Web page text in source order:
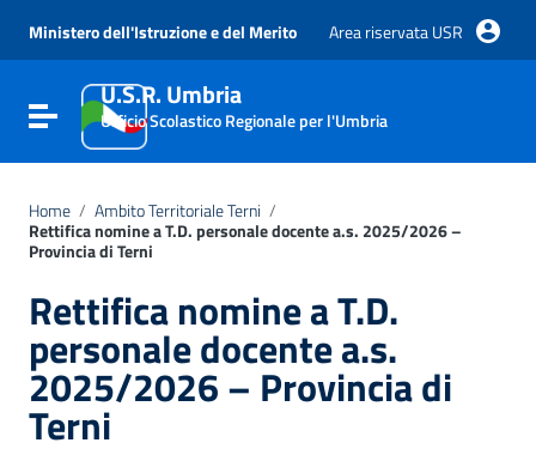
Vai al menu di navigazione
Vai al footer
Ministero dell'Istruzione e del Merito Area riservata USR
Attiva / disattiva la navigazione
U.S.R. Umbria
Ufficio Scolastico Regionale per l'Umbria
Home / Ambito Territoriale Terni /
Rettifica nomine a T.D. personale docente a.s. 2025/2026 –
Provincia di Terni
Rettifica nomine a T.D.
personale docente a.s.
2025/2026 – Provincia di
Terni